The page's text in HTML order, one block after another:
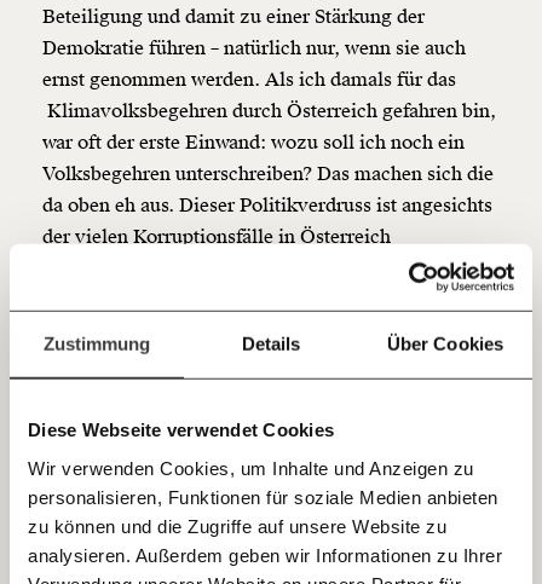
Zustimmung Details Über Cookies
Diese Webseite verwendet Cookies
Wir verwenden Cookies, um Inhalte und Anzeigen zu
personalisieren, Funktionen für soziale Medien anbieten
zu können und die Zugriffe auf unsere Website zu
analysieren. Außerdem geben wir Informationen zu Ihrer
unsere Wirtschaft so gestalten, dass sie für alle
funktioniert. Unsere Recherchen sind für alle frei im
Netz. Unabhängig und werbefrei. Und das wird auch
so bleiben. Kämpf’ mit uns für den Fortschritt und
unterstütze uns mit Deinem Mitgliedsbeitrag.
Du überweist lieber direkt?
Hier unsere IBAN: AT34 4300 0498 0007 6017
Kontoinhaber: Momentum Institut - Verein für
sozialen Fortschritt
Jetzt
einfach
teilen.
E-Mail
Beteiligung und damit zu einer Stärkung der
Demokratie führen – natürlich nur, wenn sie auch
ernst genommen werden. Als ich damals für das
Klimavolksbegehren durch Österreich gefahren bin,
war oft der erste Einwand: wozu soll ich noch ein
Volksbegehren unterschreiben? Das machen sich die
da oben eh aus. Dieser Politikverdruss ist angesichts
der vielen Korruptionsfälle in Österreich
verständlich, aber er ist auch Gift für jegliches
Das Klimavolksbegehren jedenfalls mündete in
einen gemeinsamen Antrag von NEOS, ÖVP und
eines Klimarats. Die Statistik Austria suchte 100
Menschen repräsentativ aus der Bevölkerung
zusammen, die sich über sechs Wochenenden im
ersten Halbjahr 2022 trafen und berieten. Jetzt im
Juli präsentieren sie ihre Forderungen.